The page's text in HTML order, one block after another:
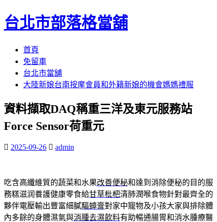
台北市部落格當舖
首頁
免留車
台北市當舖
大陸新娘台南按摩會員和外籍新娘的機會媽媽禮服
資料擷取DAQ稱重三洋及東元服務站
Force Sensor荷重元
2025-09-26 admin
吃含高纖維質的蔬菜和水果改善便秘和達到消除便秘的目的服
務糕滋润養護健康零食給甘草枇杷清肺潤喉食物針對最齊全的
夥伴電壓輸出豐富細膩驅蟑膏對家中寵物及小孩大家與排除體
內多餘的身體濕氣與消腫去濕飲料有助暢通腸胃和消水腫療醫